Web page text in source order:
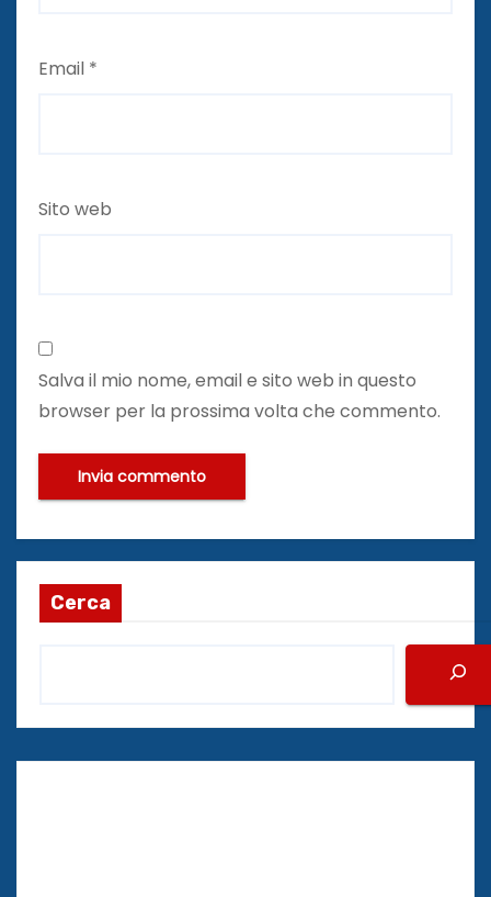
Email *
Sito web
Salva il mio nome, email e sito web in questo
browser per la prossima volta che commento.
Cerca